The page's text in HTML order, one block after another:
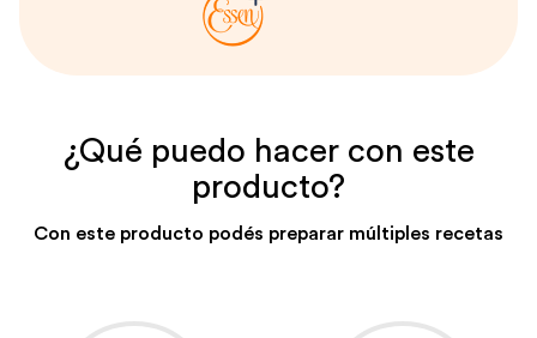
¿Qué puedo hacer con este
producto?
Con este producto podés preparar múltiples recetas